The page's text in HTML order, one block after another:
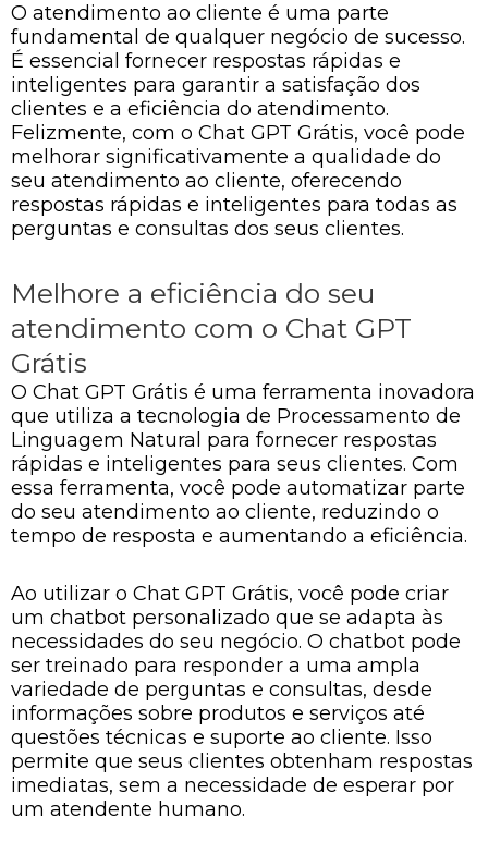
O atendimento ao cliente é uma parte
fundamental de qualquer negócio de sucesso.
É essencial fornecer respostas rápidas e
inteligentes para garantir a satisfação dos
clientes e a eficiência do atendimento.
Felizmente, com o Chat GPT Grátis, você pode
melhorar significativamente a qualidade do
seu atendimento ao cliente, oferecendo
respostas rápidas e inteligentes para todas as
perguntas e consultas dos seus clientes.
Melhore a eficiência do seu
atendimento com o Chat GPT
Grátis
O Chat GPT Grátis é uma ferramenta inovadora
que utiliza a tecnologia de Processamento de
Linguagem Natural para fornecer respostas
rápidas e inteligentes para seus clientes. Com
essa ferramenta, você pode automatizar parte
do seu atendimento ao cliente, reduzindo o
tempo de resposta e aumentando a eficiência.
Ao utilizar o Chat GPT Grátis, você pode criar
um chatbot personalizado que se adapta às
necessidades do seu negócio. O chatbot pode
ser treinado para responder a uma ampla
variedade de perguntas e consultas, desde
informações sobre produtos e serviços até
questões técnicas e suporte ao cliente. Isso
permite que seus clientes obtenham respostas
imediatas, sem a necessidade de esperar por
um atendente humano.